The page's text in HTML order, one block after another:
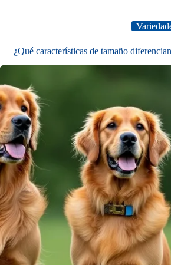
¿Qué características de tamaño